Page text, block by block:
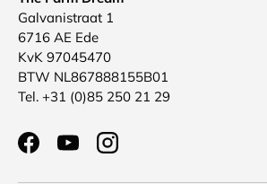
Galvanistraat 1
6716 AE Ede
KvK 97045470
BTW NL867888155B01
Tel. +31 (0)85 250 21 29
FacebookYouTubeInstagram